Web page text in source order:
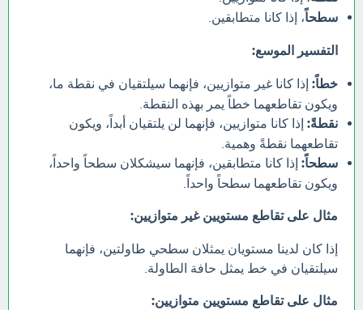
سطحاً، إذا كانا متطابقين.
التفسير الموسع:
خطاً: إذا كانا غير متوازيين، فإنهما سيلتقيان في نقطة ما،
ويكون تقاطعهما خطاً يمر بهذه النقطة.
نقطةً: إذا كانا متوازيين، فإنهما لن يلتقيان أبداً، ويكون
تقاطعهما نقطةً وهمية.
سطحاً: إذا كانا متطابقين، فإنهما سيشكلان سطحاً واحداً،
ويكون تقاطعهما سطحاً واحداً.
مثال على تقاطع مستويين غير متوازيين:
إذا كان لدينا مستويان يمثلان سطحي طاولتين، فإنهما
سيلتقيان في خط يمثل حافة الطاولة.
مثال على تقاطع مستويين متوازيين: